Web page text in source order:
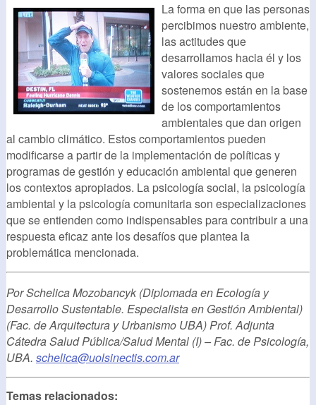
La forma en que las personas
percibimos nuestro ambiente,
las actitudes que
desarrollamos hacia él y los
valores sociales que
sostenemos están en la base
de los comportamientos
ambientales que dan origen
al cambio climático. Estos comportamientos pueden
modificarse a partir de la implementación de políticas y
programas de gestión y educación ambiental que generen
los contextos apropiados. La psicología social, la psicología
ambiental y la psicología comunitaria son especializaciones
que se entienden como indispensables para contribuir a una
respuesta eficaz ante los desafíos que plantea la
problemática mencionada.
Por Schelica Mozobancyk (Diplomada en Ecología y
Desarrollo Sustentable. Especialista en Gestión Ambiental)
(Fac. de Arquitectura y Urbanismo UBA) Prof. Adjunta
Cátedra Salud Pública/Salud Mental (I) – Fac. de Psicología,
UBA. schelica@uolsinectis.com.ar
Temas relacionados: